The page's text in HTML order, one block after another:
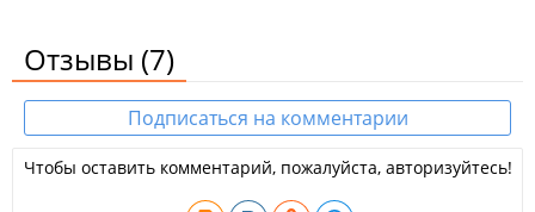
Перевозка негабаритных грузов;
Экспедирование в Китае и России;
Терминальные услуги;
Таможенное оформление.
Работа только с юридическими лицами или ИП.
Отзывы (7)
Подписаться на комментарии
Чтобы оставить комментарий, пожалуйста, авторизуйтесь!